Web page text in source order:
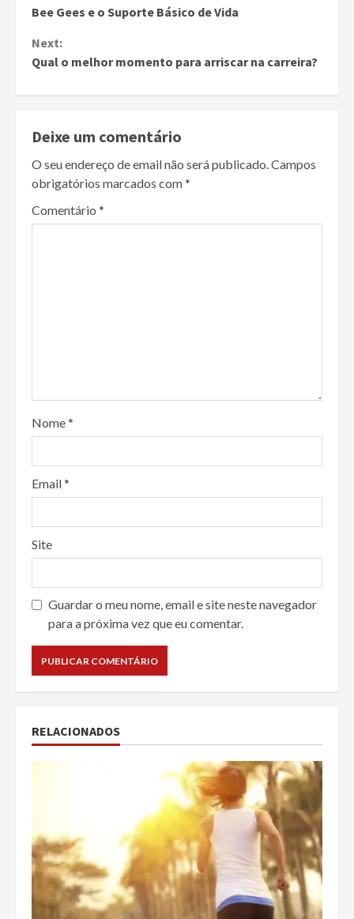
Bee Gees e o Suporte Básico de Vida
Next:
Qual o melhor momento para arriscar na carreira?
Deixe um comentário
O seu endereço de email não será publicado.Campos
obrigatórios marcados com*
Comentário *
Nome*
Email*
Site
Guardar o meu nome, email e site neste navegador
para a próxima vez que eu comentar.
RELACIONADOS